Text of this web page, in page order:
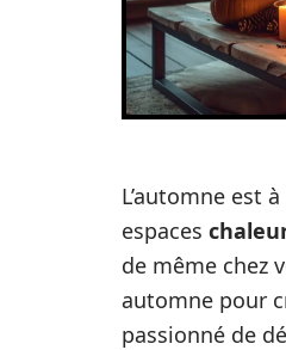
L’automne est
espaces
de même chez
automne pour
passionné de